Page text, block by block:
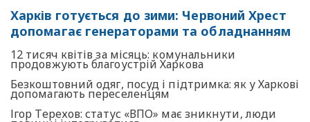
Харків готується до зими: Червоний Хрест
допомагає генераторами та обладнанням
12 тисяч квітів за місяць: комунальники
продовжують благоустрій Харкова
Безкоштовний одяг, посуд і підтримка: як у Харкові
допомагають переселенцям
Ігор Терехов: статус «ВПО» має зникнути, люди